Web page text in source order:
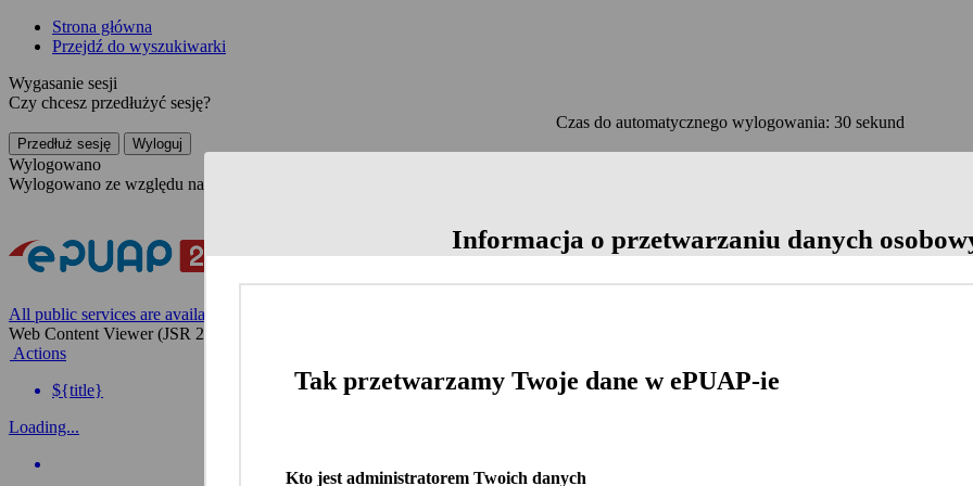
Strona główna
Przejdź do wyszukiwarki
Wygasanie sesji
Czy chcesz przedłużyć sesję?
Czas do automatycznego wylogowania: 30 sekund
Przedłuż sesję Wyloguj
Wylogowano
Wylogowano ze względu na nieaktywność
All public services are available on the Polish website
Informacja o przetwarzaniu danych
Tak przetwarzamy Twoje dane w ePUAP-ie
Kto jest administratorem Twoich danych
Web Content Viewer (JSR 286)
Actions
${title}
Loading...